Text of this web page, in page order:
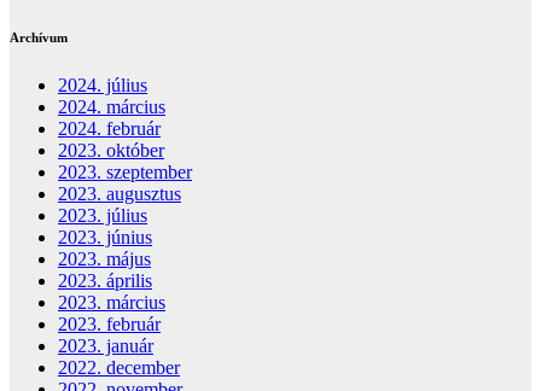
Archívum
2024. július
2024. március
2024. február
2023. október
2023. szeptember
2023. augusztus
2023. július
2023. június
2023. május
2023. április
2023. március
2023. február
2023. január
2022. december